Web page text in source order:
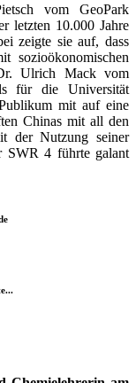
vom GeoPark
letzten 10.000 Jahre
zeigte sie auf, dass
sozioökonomischen
Ulrich Mack vom
für die Universität
mit auf eine
Chinas mit all den
der Nutzung seiner
SWR 4 führte galant